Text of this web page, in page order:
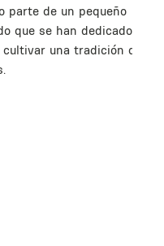
parte de un pequeño
que se han dedicado
una tradición que